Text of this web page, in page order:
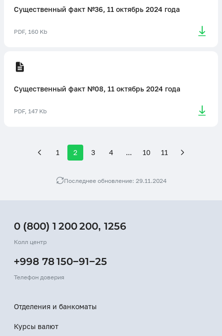
Существенный факт №36, 11 октябрь 2024 года
PDF, 160 Kb
Существенный факт №08, 11 октябрь 2024 года
PDF, 147 Kb
1 2 3 4 ... 10 11
Последнее обновление: 29.11.2024
0 (800) 1 200 200, 1256
Колл центр
+998 78 150−91−25
Телефон доверия
Отделения и банкоматы
Курсы валют